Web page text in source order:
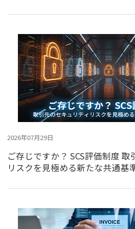
2026年07月29日
ご存じですか？ SCS評価制度 取
リスクを見極める新たな共通基